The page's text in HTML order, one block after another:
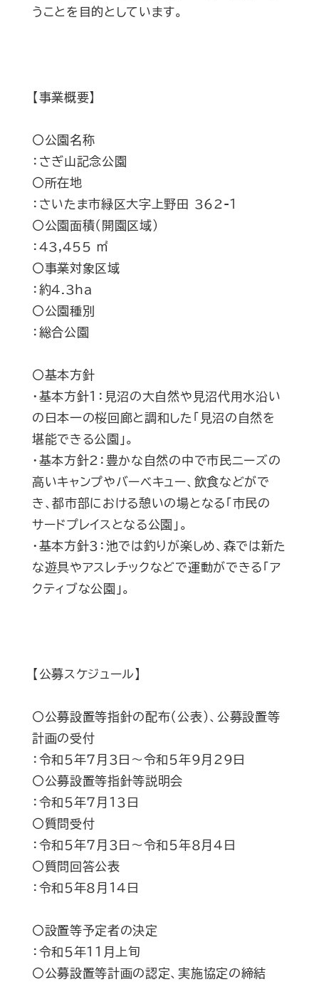
うことを目的としています。
【事業概要】
〇公園名称
：さぎ山記念公園
〇所在地
：さいたま市緑区大字上野田 362-１
〇公園面積（開園区域）
：43,455 ㎡
〇事業対象区域
：約4.3ha
〇公園種別
：総合公園
〇基本方針
・基本方針１：見沼の大自然や見沼代用水沿い
の日本一の桜回廊と調和した「見沼の自然を
堪能できる公園」。
・基本方針２：豊かな自然の中で市民ニーズの
高いキャンプやバーベキュー、飲食などがで
き、都市部における憩いの場となる「市民の
サードプレイスとなる公園」。
・基本方針３：池では釣りが楽しめ、森では新た
な遊具やアスレチックなどで運動ができる「ア
クティブな公園」。
【公募スケジュール】
〇公募設置等指針の配布（公表）、公募設置等
計画の受付
：令和５年７月３日～令和５年９月２９日
〇公募設置等指針等説明会
：令和５年７月１３日
〇質問受付
：令和５年７月３日～令和５年８月４日
〇質問回答公表
：令和５年８月１４日
〇設置等予定者の決定
：令和５年１１月上旬
〇公募設置等計画の認定、実施協定の締結